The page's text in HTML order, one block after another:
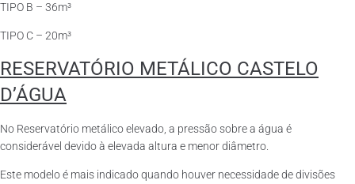
TIPO B – 36m³
TIPO C – 20m³
RESERVATÓRIO METÁLICO CASTELO
D’ÁGUA
No Reservatório metálico elevado, a pressão sobre a água é
considerável devido à elevada altura e menor diâmetro.
Este modelo é mais indicado quando houver necessidade de divisões